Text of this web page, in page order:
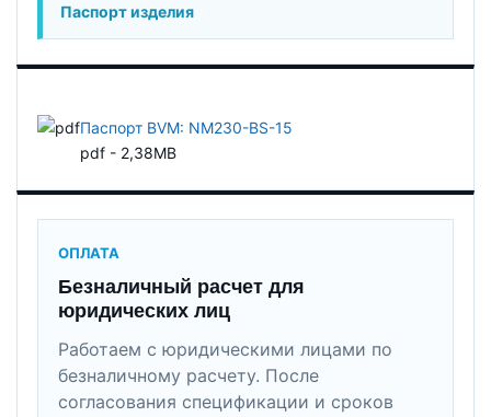
Паспорт изделия
Паспорт BVM: NM230-BS-15
pdf - 2,38MB
ОПЛАТА
Безналичный расчет для
юридических лиц
Работаем с юридическими лицами по
безналичному расчету. После
согласования спецификации и сроков